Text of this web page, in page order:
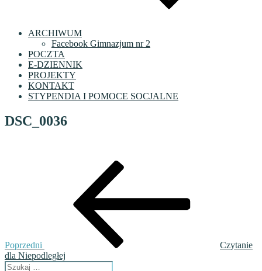
ARCHIWUM
Facebook Gimnazjum nr 2
POCZTA
E-DZIENNIK
PROJEKTY
KONTAKT
STYPENDIA I POMOCE SOCJALNE
DSC_0036
Poprzedni
Czytanie
dla Niepodległej
Szukaj: